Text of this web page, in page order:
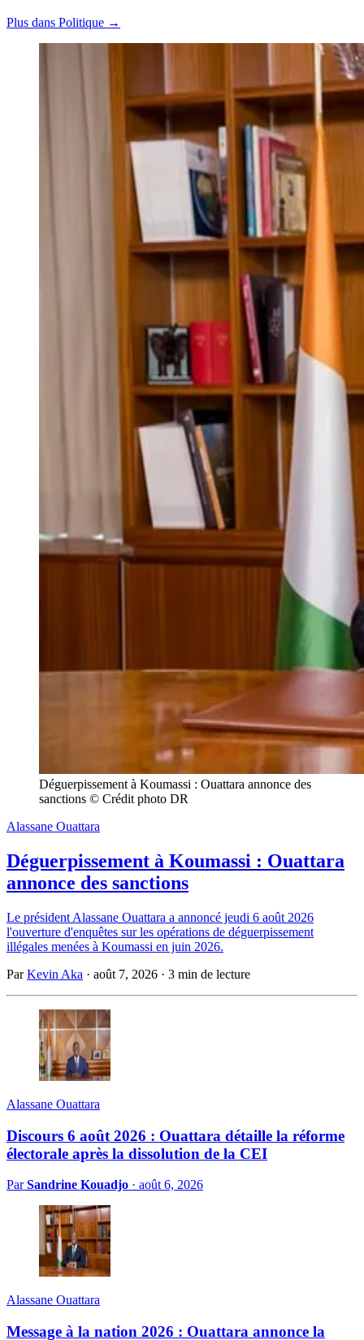
Plus dans Politique →
Déguerpissement à Koumassi : Ouattara annonce des
sanctions © Crédit photo DR
Alassane Ouattara
Déguerpissement à Koumassi : Ouattara
annonce des sanctions
Le président Alassane Ouattara a annoncé jeudi 6 août 2026
l'ouverture d'enquêtes sur les opérations de déguerpissement
illégales menées à Koumassi en juin 2026.
ParKevin Aka · août 7, 2026 · 3 min de lecture
Alassane Ouattara
Discours 6 août 2026 : Ouattara détaille la réforme
électorale après la dissolution de la CEI
ParSandrine Kouadjo · août 6, 2026
Alassane Ouattara
Message à la nation 2026 : Ouattara annonce la